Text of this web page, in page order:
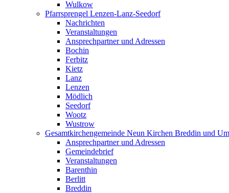
Wulkow
Pfarrsprengel Lenzen-Lanz-Seedorf
Nachrichten
Veranstaltungen
Ansprechpartner und Adressen
Bochin
Ferbitz
Kietz
Lanz
Lenzen
Mödlich
Seedorf
Wootz
Wustrow
Gesamtkirchengemeinde Neun Kirchen Breddin und
Ansprechpartner und Adressen
Gemeindebrief
Veranstaltungen
Barenthin
Berlitt
Breddin